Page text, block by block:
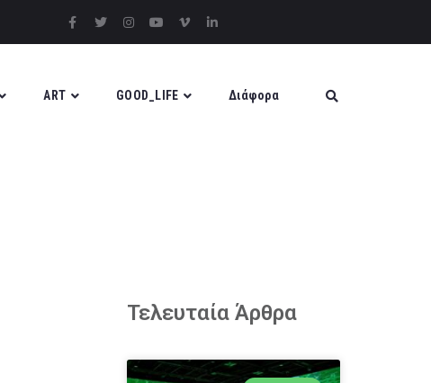
ART GOOD_LIFE Διάφορα
Τελευταία Άρθρα